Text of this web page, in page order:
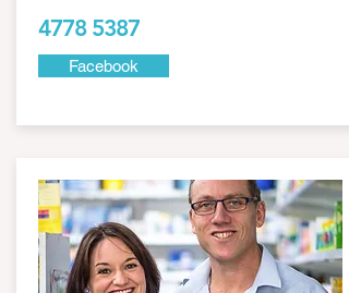
4778 5387
Facebook